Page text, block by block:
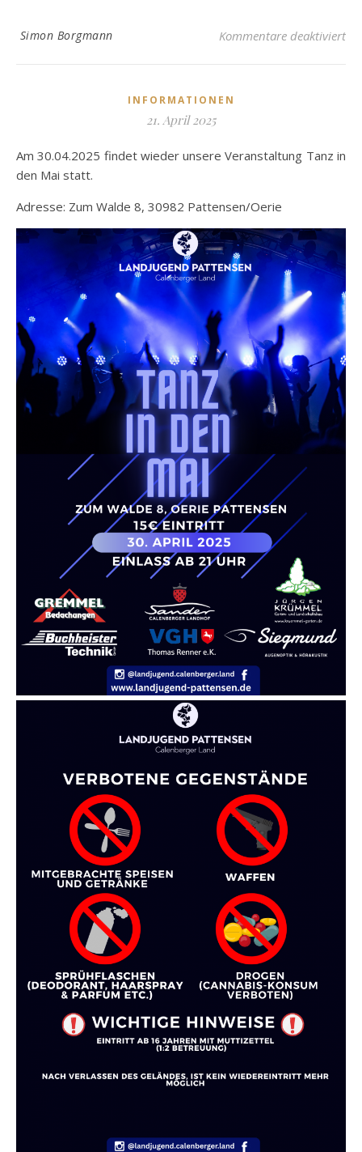
Simon Borgmann Kommentare deaktiviertfür
INFORMATIONEN
21. April 2025
Am 30.04.2025 findet wieder unsere Veranstaltung Tanz in
den Mai statt.
Adresse: Zum Walde 8, 30982 Pattensen/Oerie